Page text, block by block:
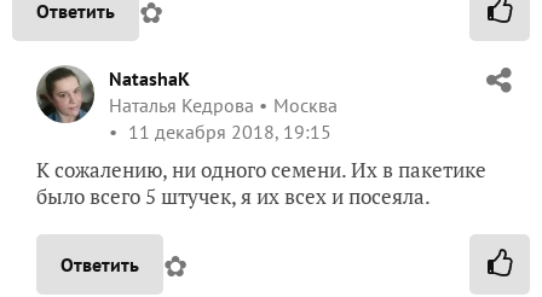
Ответить ✿
NatashaK
Наталья Кедрова
Москва
11 декабря 2018, 19:15
К сожалению, ни одного семени. Их в пакетике
было всего 5 штучек, я их всех и посеяла.
Ответить ✿